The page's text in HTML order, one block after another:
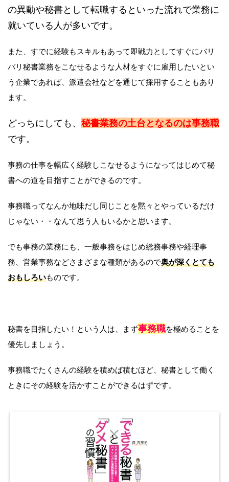
の異動や秘書として転職するといった流れで業務に
就いている人が多いです。
また、すでに経験もスキルもあって即戦力としてすぐにバリ
バリ秘書業務をこなせるような人材をすぐに雇用したいとい
う企業であれば、派遣会社などを通じて採用することもあり
ます。
どっちにしても、 秘書業務の土台となるのは事務職
です。
事務の仕事を幅広く経験しこなせるようになってはじめて秘
書への道を目指すことができるのです。
事務職ってなんか地味だし同じことを黙々とやっているだけ
じゃない・・なんて思う人もいるかと思います。
でも事務の業務にも、一般事務をはじめ総務事務や経理事
務、営業事務などさまざまな種類があるので奥が深くとても
おもしろいものです。
秘書を目指したい！という人は、まず事務職を極めることを
優先しましょう。
事務職でたくさんの経験を積めば積むほど、秘書として働く
ときにその経験を活かすことができるはずです。